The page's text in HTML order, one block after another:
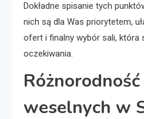
Dokładne spisanie tych
nich są dla Was priorytetem,
ofert i finalny wybór sali, która
oczekiwania.
weselnych w